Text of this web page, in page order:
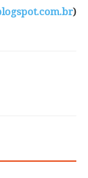
)